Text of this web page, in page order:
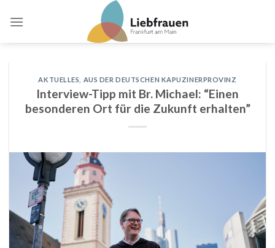
AKTUELLES AUS DER DEUTSCHEN KAPUZINERPROVINZ
Interview-Tipp mit Br. Michael: “Einen
besonderen Ort für die Zukunft erhalten”